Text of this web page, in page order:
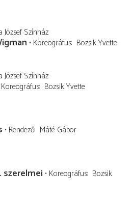
József Színház
Koreográfus Bozsik Yvette
József Színház
Koreográfus Bozsik Yvette
Rendező Máté Gábor
szerelmei Koreográfus Bozsik